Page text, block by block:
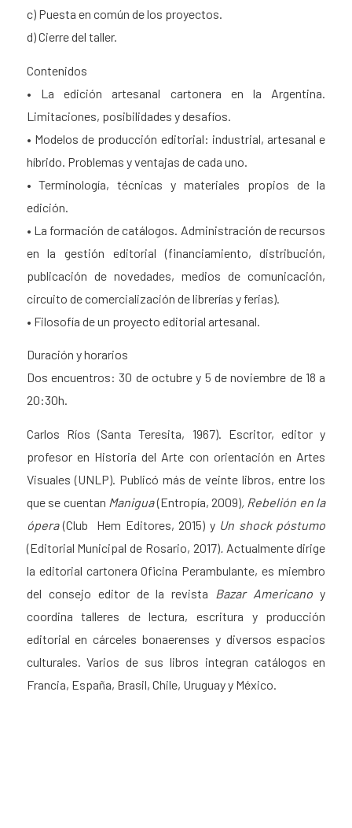
c) Puesta en común de los proyectos.
d) Cierre del taller.
Contenidos
• La edición artesanal cartonera en la Argentina.
Limitaciones, posibilidades y desafíos.
• Modelos de producción editorial: industrial, artesanal e
híbrido. Problemas y ventajas de cada uno.
• Terminología, técnicas y materiales propios de la
edición.
• La formación de catálogos. Administración de recursos
en la gestión editorial (financiamiento, distribución,
publicación de novedades, medios de comunicación,
circuito de comercialización de librerías y ferias).
• Filosofía de un proyecto editorial artesanal.
Duración y horarios
Dos encuentros: 30 de octubre y 5 de noviembre de 18 a
20:30h.
Carlos Ríos (Santa Teresita, 1967). Escritor, editor y
profesor en Historia del Arte con orientación en Artes
Visuales (UNLP). Publicó más de veinte libros, entre los
que se cuentan Manigua(Entropía, 2009), Rebelión en la
ópera(Club Hem Editores, 2015) y Un shock póstumo
(Editorial Municipal de Rosario, 2017). Actualmente dirige
la editorial cartonera Oficina Perambulante, es miembro
del consejo editor de la revista Bazar Americano y
coordina talleres de lectura, escritura y producción
editorial en cárceles bonaerenses y diversos espacios
culturales. Varios de sus libros integran catálogos en
Francia, España, Brasil, Chile, Uruguay y México.